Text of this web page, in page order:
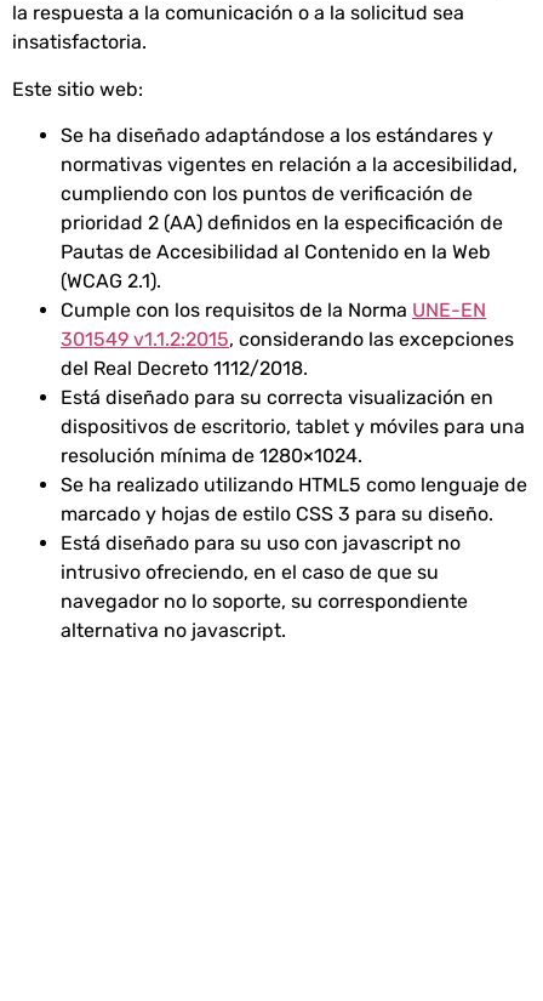
la respuesta a la comunicación o a la solicitud sea
insatisfactoria.
Este sitio web:
Se ha diseñado adaptándose a los estándares y
normativas vigentes en relación a la accesibilidad,
cumpliendo con los puntos de verificación de
prioridad 2 (AA) definidos en la especificación de
Pautas de Accesibilidad al Contenido en la Web
(WCAG 2.1).
Cumple con los requisitos de la Norma UNE-EN
301549 v1.1.2:2015, considerando las excepciones
del Real Decreto 1112/2018.
Está diseñado para su correcta visualización en
dispositivos de escritorio, tablet y móviles para una
resolución mínima de 1280×1024.
Se ha realizado utilizando HTML5 como lenguaje de
marcado y hojas de estilo CSS 3 para su diseño.
Está diseñado para su uso con javascript no
intrusivo ofreciendo, en el caso de que su
navegador no lo soporte, su correspondiente
alternativa no javascript.